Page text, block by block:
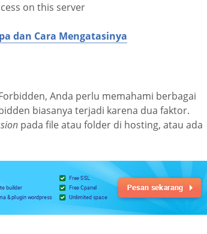
on this server
dan Cara Mengatasinya
Anda perlu memahami berbagai
biasanya terjadi karena dua faktor.
pada file atau folder di hosting, atau ada